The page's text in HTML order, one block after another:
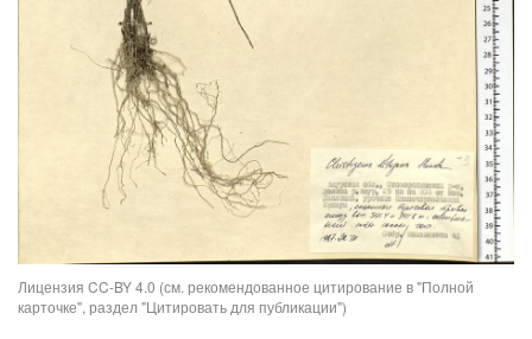
Лицензия CC-BY 4.0 (см. рекомендованное цитирование в "Полной
карточке", раздел "Цитировать для публикации")